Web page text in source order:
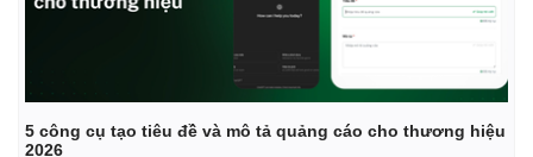
5 công cụ tạo tiêu đề và mô tả quảng cáo cho thương hiệu
2026